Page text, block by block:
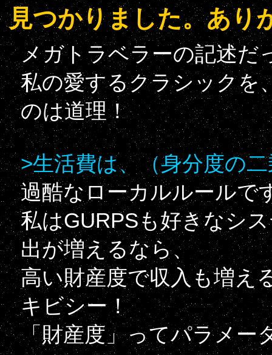
見つかりました。あり
メガトラベラーの記述だ
私の愛するクラシックを
のは道理！
>生活費は、（身分度の
過酷なローカルルールで
私はGURPSも好きなシ
出が増えるなら、
高い財産度で収入も増え
キビシー！
「財産度」ってパラメー